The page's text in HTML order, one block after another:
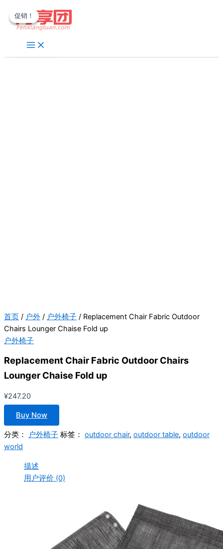
至
首页 / 户外 / 户外椅子 / Replacement Chair Fabric Outdoor
Chairs Lounger Chaise Fold up
户外椅子
Replacement Chair Fabric Outdoor Chairs
Lounger Chaise Fold up
¥247.20
Buy Now
分类： 户外椅子 标签： outdoor chair, outdoor table, outdoor
world
描述
用户评价 (0)
促销！
促销！